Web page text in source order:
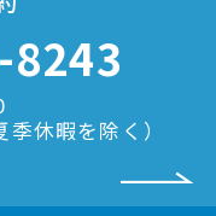
休暇を除く）